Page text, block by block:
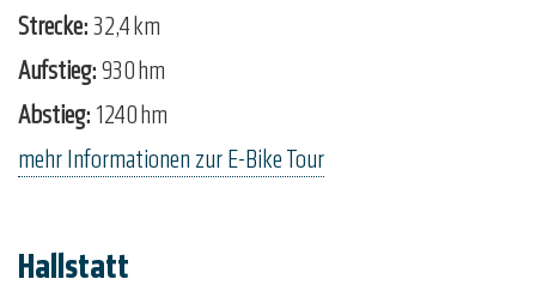
Strecke:32,4 km
Aufstieg:930 hm
Abstieg: 1240 hm
mehr Informationen zur E-Bike Tour
Hallstatt